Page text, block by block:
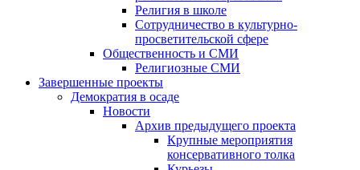
Религия в школе
Сотрудничество в культурно-
просветительской сфере
Общественность и СМИ
Религиозные СМИ
Завершенные проекты
Демократия в осаде
Новости
Архив предыдущего проекта
Крупные мероприятия
консервативного толка